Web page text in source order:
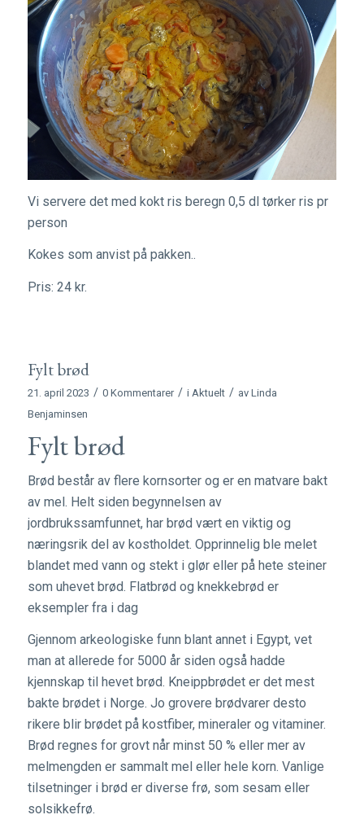
Vi servere det med kokt ris beregn 0,5 dl tørker ris pr
person
Kokes som anvist på pakken..
Pris: 24 kr.
Fylt brød
21. april 2023 / 0 Kommentarer / i Aktuelt / av Linda
Benjaminsen
Fylt brød
Brød består av flere kornsorter og er en matvare bakt
av mel. Helt siden begynnelsen av
jordbrukssamfunnet, har brød vært en viktig og
næringsrik del av kostholdet. Opprinnelig ble melet
blandet med vann og stekt i glør eller på hete steiner
som uhevet brød. Flatbrød og knekkebrød er
eksempler fra i dag
Gjennom arkeologiske funn blant annet i Egypt, vet
man at allerede for 5000 år siden også hadde
kjennskap til hevet brød. Kneippbrødet er det mest
bakte brødet i Norge. Jo grovere brødvarer desto
rikere blir brødet på kostfiber, mineraler og vitaminer.
Brød regnes for grovt når minst 50 % eller mer av
melmengden er sammalt mel eller hele korn. Vanlige
tilsetninger i brød er diverse frø, som sesam eller
solsikkefrø.